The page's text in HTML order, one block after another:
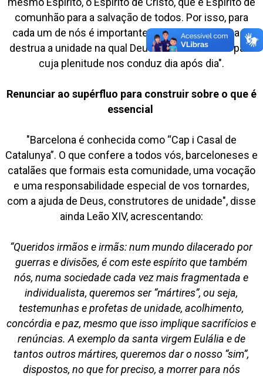
comunhão para a salvação de todos. Por isso, para
cada um de nós é importante não permitir que nada
destrua a unidade na qual Deus nos constituiu e para
cuja plenitude nos conduz dia após dia".
Renunciar ao supérfluo para construir sobre o que é
essencial
"Barcelona é conhecida como “Cap i Casal de
Catalunya”. O que confere a todos vós, barceloneses e
catalães que formais esta comunidade, uma vocação
e uma responsabilidade especial de vos tornardes,
com a ajuda de Deus, construtores de unidade", disse
ainda Leão XIV, acrescentando:
“Queridos irmãos e irmãs: num mundo dilacerado por
guerras e divisões, é com este espírito que também
nós, numa sociedade cada vez mais fragmentada e
individualista, queremos ser “mártires”, ou seja,
testemunhas e profetas de unidade, acolhimento,
concórdia e paz, mesmo que isso implique sacrifícios e
renúncias. A exemplo da santa virgem Eulália e de
tantos outros mártires, queremos dar o nosso “sim”,
dispostos, no que for preciso, a morrer para nós